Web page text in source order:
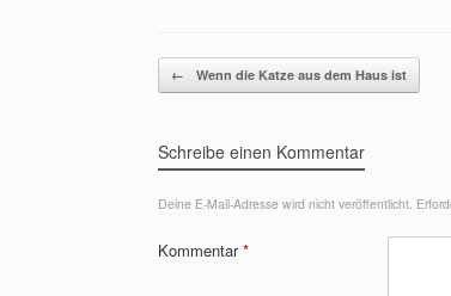
Beitragsnavigation
← Wenn die Katze aus dem Haus ist
Schreibe einen Kommentar
Deine E-Mail-Adresse wird nicht veröffentlicht.
Kommentar*